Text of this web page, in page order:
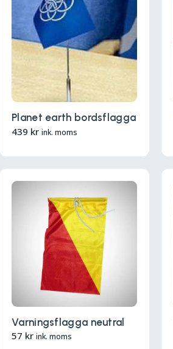
Planet earth bordsflagga
439 kr ink. moms
Varningsflagga neutral
57 kr ink. moms